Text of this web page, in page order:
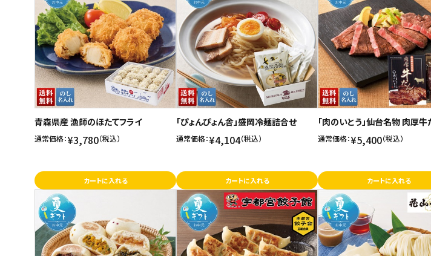
青森県産 漁師のほたてフライ
通常価格：¥3,780（税込）
カートに入れる
「ぴょんぴょん舎」盛岡冷麺詰合せ
通常価格：¥4,104（税込）
カートに入れる
「肉のいとう」仙台名物 肉厚牛
通常価格：¥5,400（税込）
カートに入れる